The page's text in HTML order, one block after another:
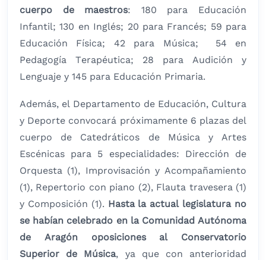
cuerpo de maestros: 180 para Educación
Infantil; 130 en Inglés; 20 para Francés; 59 para
Educación Física; 42 para Música; 54 en
Pedagogía Terapéutica; 28 para Audición y
Lenguaje y 145 para Educación Primaria.
Además, el Departamento de Educación, Cultura
y Deporte convocará próximamente 6 plazas del
cuerpo de Catedráticos de Música y Artes
Escénicas para 5 especialidades: Dirección de
Orquesta (1), Improvisación y Acompañamiento
(1), Repertorio con piano (2), Flauta travesera (1)
y Composición (1). Hasta la actual legislatura no
se habían celebrado en la Comunidad Autónoma
de Aragón oposiciones al Conservatorio
Superior de Música, ya que con anterioridad